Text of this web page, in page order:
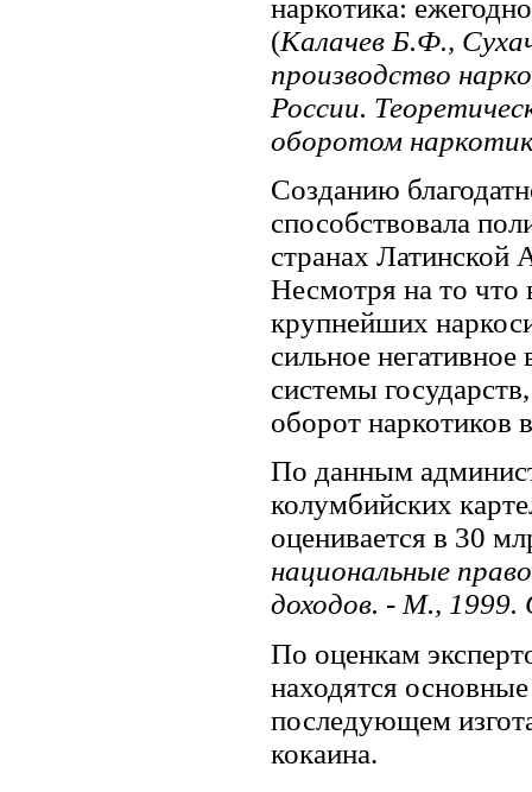
наркотика:
(Калачев Б.Ф.,
производство
России.
оборотом
Созданию
способствовала
странах Латинской
Несмотря на то что
крупнейших
сильное
системы
оборот наркотиков
По данным
колумбийских
оценивается в 30
национальные
доходов. - М., 1999.
По оценкам
находятся
последующем
кокаина.